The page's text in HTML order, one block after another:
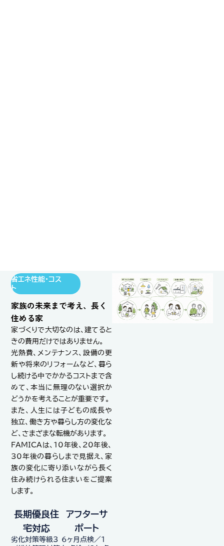
省エネ性能・コス
ト
家族の未来まで考え、長く
住める家
家づくりで大切なのは、建てると
きの費用だけではありません。
光熱費、メンテナンス、設備の更
新や将来のリフォームなど、暮ら
し続ける中でかかるコストまで含
めて、本当に無理のない選択か
どうかを考えることが重要です。
また、人生には子どもの成長や
独立、働き方や暮らし方の変化な
ど、さまざまな転機があります。
FAMICAは、10年後、20年後、
30年後の暮らしまで見据え、家
族の変化に寄り添いながら長く
住み続けられる住まいをご提案
します。
長期優良住
宅対応
劣化対策等級3
アフターサ
ポート
6ヶ月点検／1